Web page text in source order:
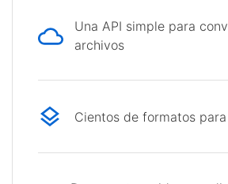
Una API simple para
archivos
Cientos de formatos